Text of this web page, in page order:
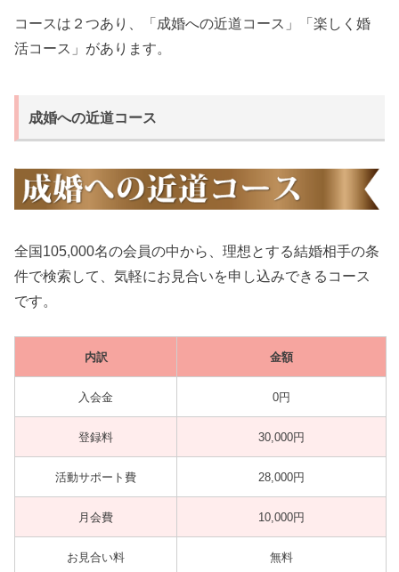
コースは２つあり、「成婚への近道コース」「楽しく婚
活コース」があります。
成婚への近道コース
全国105,000名の会員の中から、理想とする結婚相手の条
件で検索して、気軽にお見合いを申し込みできるコース
です。
内訳 金額
入会金 0円
登録料 30,000円
活動サポート費 28,000円
月会費 10,000円
お見合い料 無料